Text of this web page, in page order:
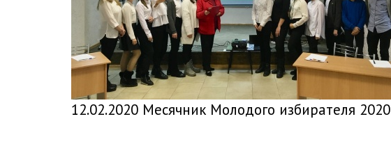
12.02.2020 Месячник Молодого избирателя 2020